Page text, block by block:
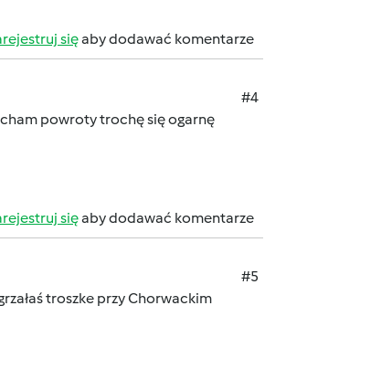
sięaby dodawać komentarze
#4
powroty trochę się ogarnę
sięaby dodawać komentarze
#5
troszke przy Chorwackim